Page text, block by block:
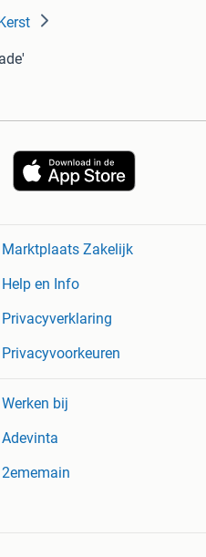
Marktplaats Zakelijk
Help en Info
Privacyverklaring
Privacyvoorkeuren
Werken bij
Adevinta
2ememain